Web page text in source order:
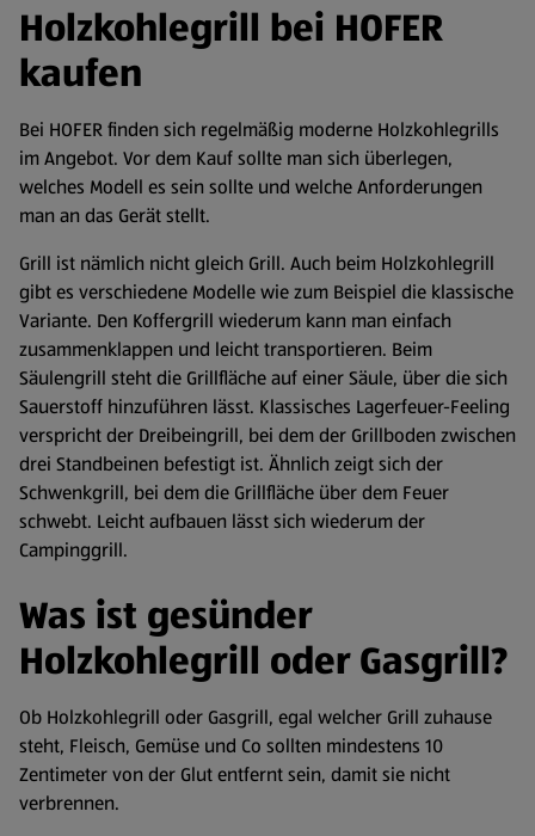
Holzkohlegrill bei HOFER
kaufen
Bei HOFER finden sich regelmäßig moderne Holzkohlegrills
im Angebot. Vor dem Kauf sollte man sich überlegen,
welches Modell es sein sollte und welche Anforderungen
man an das Gerät stellt.
Grill ist nämlich nicht gleich Grill. Auch beim Holzkohlegrill
gibt es verschiedene Modelle wie zum Beispiel die klassische
Variante. Den Koffergrill wiederum kann man einfach
zusammenklappen und leicht transportieren. Beim
Säulengrill steht die Grillfläche auf einer Säule, über die sich
Sauerstoff hinzuführen lässt. Klassisches Lagerfeuer-Feeling
verspricht der Dreibeingrill, bei dem der Grillboden zwischen
drei Standbeinen befestigt ist. Ähnlich zeigt sich der
Schwenkgrill, bei dem die Grillfläche über dem Feuer
schwebt. Leicht aufbauen lässt sich wiederum der
Campinggrill.
Was ist gesünder
Holzkohlegrill oder Gasgrill?
Ob Holzkohlegrill oder Gasgrill, egal welcher Grill zuhause
steht, Fleisch, Gemüse und Co sollten mindestens 10
Zentimeter von der Glut entfernt sein, damit sie nicht
verbrennen.